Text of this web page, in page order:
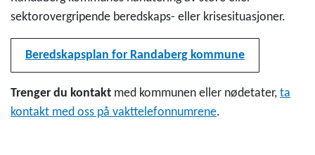
sektorovergripende beredskaps- eller krisesituasjoner.
Beredskapsplan for Randaberg kommune
Trenger du kontakt med kommunen eller nødetater, ta
kontakt med oss på vakttelefonnumrene.